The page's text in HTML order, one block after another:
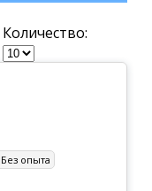
Количество:
Без опыта